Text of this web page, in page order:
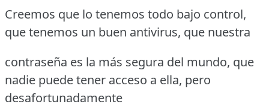
Creemos que lo tenemos todo bajo control,
que tenemos un buen antivirus, que nuestra
contraseña es la más segura del mundo, que
nadie puede tener acceso a ella, pero
desafortunadamente